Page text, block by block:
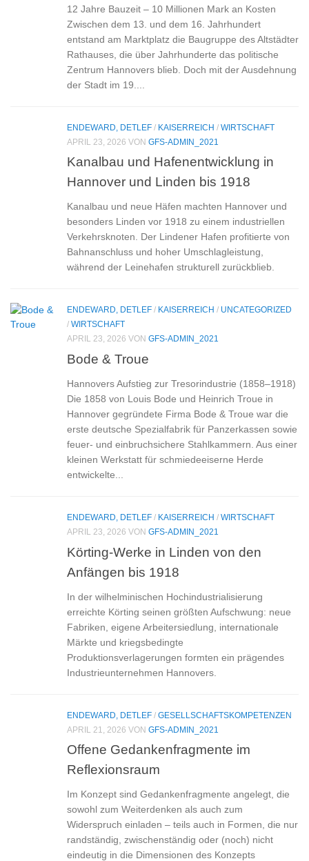
12 Jahre Bauzeit – 10 Millionen Mark an Kosten
Zwischen dem 13. und dem 16. Jahrhundert
entstand am Marktplatz die Baugruppe des Altstädter
Rathauses, die über Jahrhunderte das politische
Zentrum Hannovers blieb. Doch mit der Ausdehnung
der Stadt im 19....
ENDEWARD, DETLEF / KAISERREICH / WIRTSCHAFT
APRIL 23, 2026 VON GFS-ADMIN_2021
Kanalbau und Hafenentwicklung in
Hannover und Linden bis 1918
Kanalbau und neue Häfen machten Hannover und
besonders Linden vor 1918 zu einem industriellen
Verkehrsknoten. Der Lindener Hafen profitierte von
Bahnanschluss und hoher Umschlagleistung,
während der Leinehafen strukturell zurückblieb.
ENDEWARD, DETLEF / KAISERREICH / UNCATEGORIZED
/ WIRTSCHAFT
APRIL 23, 2026 VON GFS-ADMIN_2021
Bode & Troue
Hannovers Aufstieg zur Tresorindustrie (1858–1918)
Die 1858 von Louis Bode und Heinrich Troue in
Hannover gegründete Firma Bode & Troue war die
erste deutsche Spezialfabrik für Panzerkassen sowie
feuer- und einbruchsichere Stahlkammern. Aus einer
kleinen Werkstatt für schmiedeeiserne Herde
entwickelte...
ENDEWARD, DETLEF / KAISERREICH / WIRTSCHAFT
APRIL 23, 2026 VON GFS-ADMIN_2021
Körting-Werke in Linden von den
Anfängen bis 1918
In der wilhelminischen Hochindustrialisierung
erreichte Körting seinen größten Aufschwung: neue
Fabriken, eigene Arbeitersiedlung, internationale
Märkte und kriegsbedingte
Produktionsverlagerungen formten ein prägendes
Industrieunternehmen Hannovers.
ENDEWARD, DETLEF / GESELLSCHAFTSKOMPETENZEN
APRIL 21, 2026 VON GFS-ADMIN_2021
Offene Gedankenfragmente im
Reflexionsraum
Im Konzept sind Gedankenfragmente angelegt, die
sowohl zum Weiterdenken als auch zum
Widerspruch einladen – teils auch in Formen, die nur
randständig, zwischenständig oder (noch) nicht
eindeutig in die Dimensionen des Konzepts